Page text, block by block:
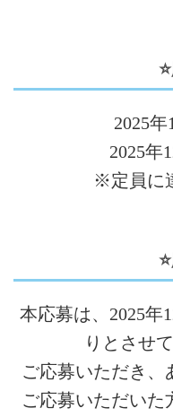
2025
2025年
※定員に
本応募は、2025年
りとさせ
ご応募いただき、
ご応募いただいた